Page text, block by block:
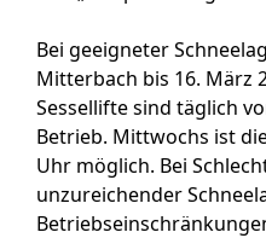
Bei geeigneter
Mitterbach bis 16. März
Sessellifte sind täglich
Betrieb. Mittwochs ist
Uhr möglich. Bei
unzureichender